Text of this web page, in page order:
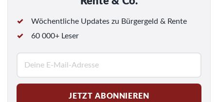
Wöchentliche Updates zu Bürgergeld & Rente
60 000+ Leser
M
a
JETZT ABONNIEREN